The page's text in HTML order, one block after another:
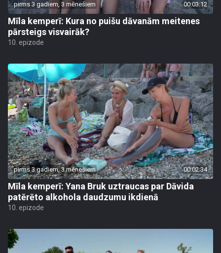
pirms 3 gadiem, 3 mēnešiem 00:03:12
Mīla kemperī: Kura no puišu dāvanām meitenes
pārsteigs visvairāk?
10. epizode
pirms 3 gadiem, 3 mēnešiem 00:02:34
Mīla kemperī: Yana Bruk uztraucas par Dāvida
patērēto alkohola daudzumu ikdienā
10. epizode